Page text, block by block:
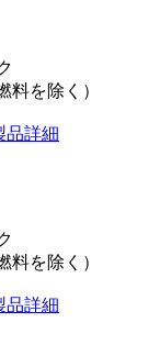
料を除く）
品詳細
料を除く）
品詳細